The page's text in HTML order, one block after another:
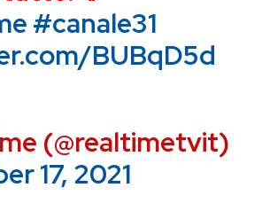
#canale31
BUBqD5d
(@realtimetvit)
17, 2021